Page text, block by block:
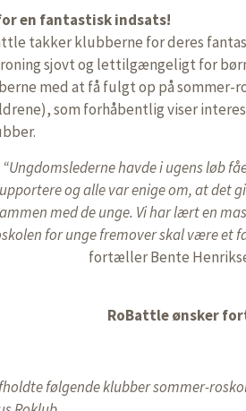
en fantastisk indsats!
takker klubberne for deres
sjovt og lettilgængeligt for
med at få fulgt op på
som forhåbentlig viser
“Ungdomslederne havde i ugens løb
og alle var enige om, at det
med de unge. Vi har lært en
for unge fremover skal være et
fortæller Bente
RoBattle ønsker
følgende klubber sommer-